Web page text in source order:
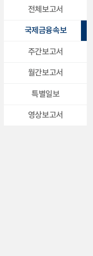
전체보고서
국제금융속보
주간보고서
월간보고서
특별일보
영상보고서